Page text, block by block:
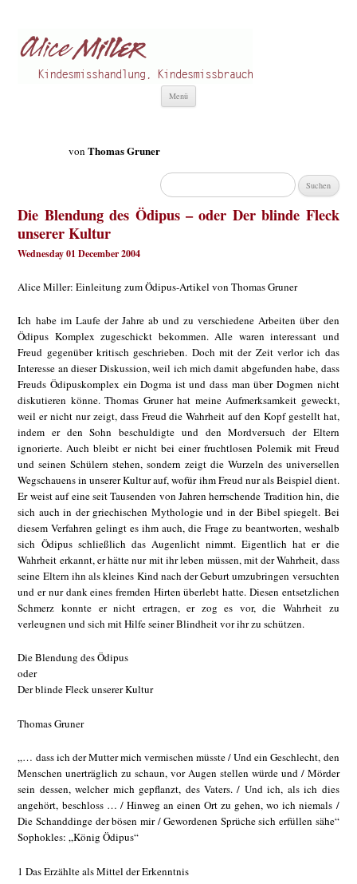
Menü
Suchen
nach:
von Thomas Gruner
Die Blendung des Ödipus – oder Der blinde Fleck
unserer Kultur
Wednesday 01 December 2004
Alice Miller: Einleitung zum Ödipus-Artikel von Thomas Gruner
Ich habe im Laufe der Jahre ab und zu verschiedene Arbeiten über den
Ödipus Komplex zugeschickt bekommen. Alle waren interessant und
Freud gegenüber kritisch geschrieben. Doch mit der Zeit verlor ich das
Interesse an dieser Diskussion, weil ich mich damit abgefunden habe, dass
Freuds Ödipuskomplex ein Dogma ist und dass man über Dogmen nicht
diskutieren könne. Thomas Gruner hat meine Aufmerksamkeit geweckt,
weil er nicht nur zeigt, dass Freud die Wahrheit auf den Kopf gestellt hat,
indem er den Sohn beschuldigte und den Mordversuch der Eltern
ignorierte. Auch bleibt er nicht bei einer fruchtlosen Polemik mit Freud
und seinen Schülern stehen, sondern zeigt die Wurzeln des universellen
Wegschauens in unserer Kultur auf, wofür ihm Freud nur als Beispiel dient.
Er weist auf eine seit Tausenden von Jahren herrschende Tradition hin, die
sich auch in der griechischen Mythologie und in der Bibel spiegelt. Bei
diesem Verfahren gelingt es ihm auch, die Frage zu beantworten, weshalb
sich Ödipus schließlich das Augenlicht nimmt. Eigentlich hat er die
Wahrheit erkannt, er hätte nur mit ihr leben müssen, mit der Wahrheit, dass
seine Eltern ihn als kleines Kind nach der Geburt umzubringen versuchten
und er nur dank eines fremden Hirten überlebt hatte. Diesen entsetzlichen
Schmerz konnte er nicht ertragen, er zog es vor, die Wahrheit zu
verleugnen und sich mit Hilfe seiner Blindheit vor ihr zu schützen.
Die Blendung des Ödipus
oder
Der blinde Fleck unserer Kultur
Thomas Gruner
„… dass ich der Mutter mich vermischen müsste / Und ein Geschlecht, den
Menschen unerträglich zu schaun, vor Augen stellen würde und / Mörder
sein dessen, welcher mich gepflanzt, des Vaters. / Und ich, als ich dies
angehört, beschloss … / Hinweg an einen Ort zu gehen, wo ich niemals /
Die Schanddinge der bösen mir / Gewordenen Sprüche sich erfüllen sähe“
Sophokles: „König Ödipus“
1 Das Erzählte als Mittel der Erkenntnis